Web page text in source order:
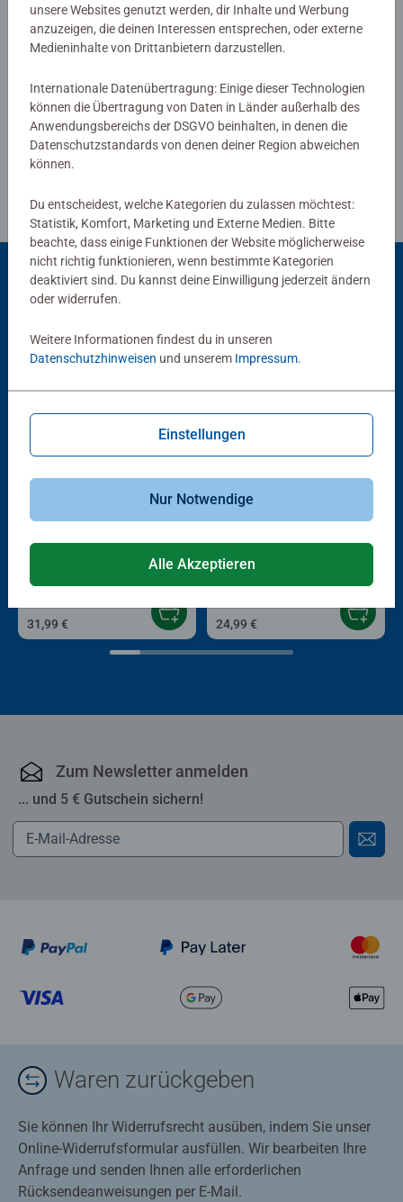
Fans bekannte Kategorien wie: Die leichten Fünf, Wie du
mir, so ich buchstabier, Riskier die Gier und viele mehr.
Verfasse eine Bewertung
Richtlinien für Bewertungen
Andere Kunden mögen auch
Plitsch-Platsch Pinguin
31,99 €
Take it easy!
24,99 €
Zum Newsletter anmelden
... und 5 € Gutschein sichern!
Waren zurückgeben
Sie können Ihr Widerrufsrecht ausüben, indem Sie unser
Online-Widerrufsformular ausfüllen. Wir bearbeiten Ihre
Anfrage und senden Ihnen alle erforderlichen
Rücksendeanweisungen per E-Mail.
unsere Websites genutzt werden, dir Inhalte und Werbung
anzuzeigen, die deinen Interessen entsprechen, oder externe
Medieninhalte von Drittanbietern darzustellen.
Internationale Datenübertragung: Einige dieser Technologien
können die Übertragung von Daten in Länder außerhalb des
Anwendungsbereichs der DSGVO beinhalten, in denen die
Datenschutzstandards von denen deiner Region abweichen
können.
Du entscheidest, welche Kategorien du zulassen möchtest:
Statistik, Komfort, Marketing und Externe Medien. Bitte
beachte, dass einige Funktionen der Website möglicherweise
nicht richtig funktionieren, wenn bestimmte Kategorien
deaktiviert sind. Du kannst deine Einwilligung jederzeit ändern
oder widerrufen.
Weitere Informationen findest du in unseren
Datenschutzhinweisen und unserem Impressum.
Einstellungen
Nur Notwendige
Alle Akzeptieren